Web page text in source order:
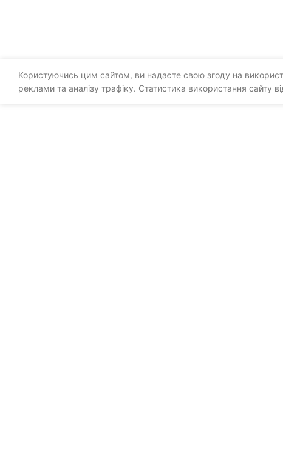
Користуючись цим сайтом, ви надаєте свою згоду на
реклами та аналізу трафіку. Статистика використання сайту